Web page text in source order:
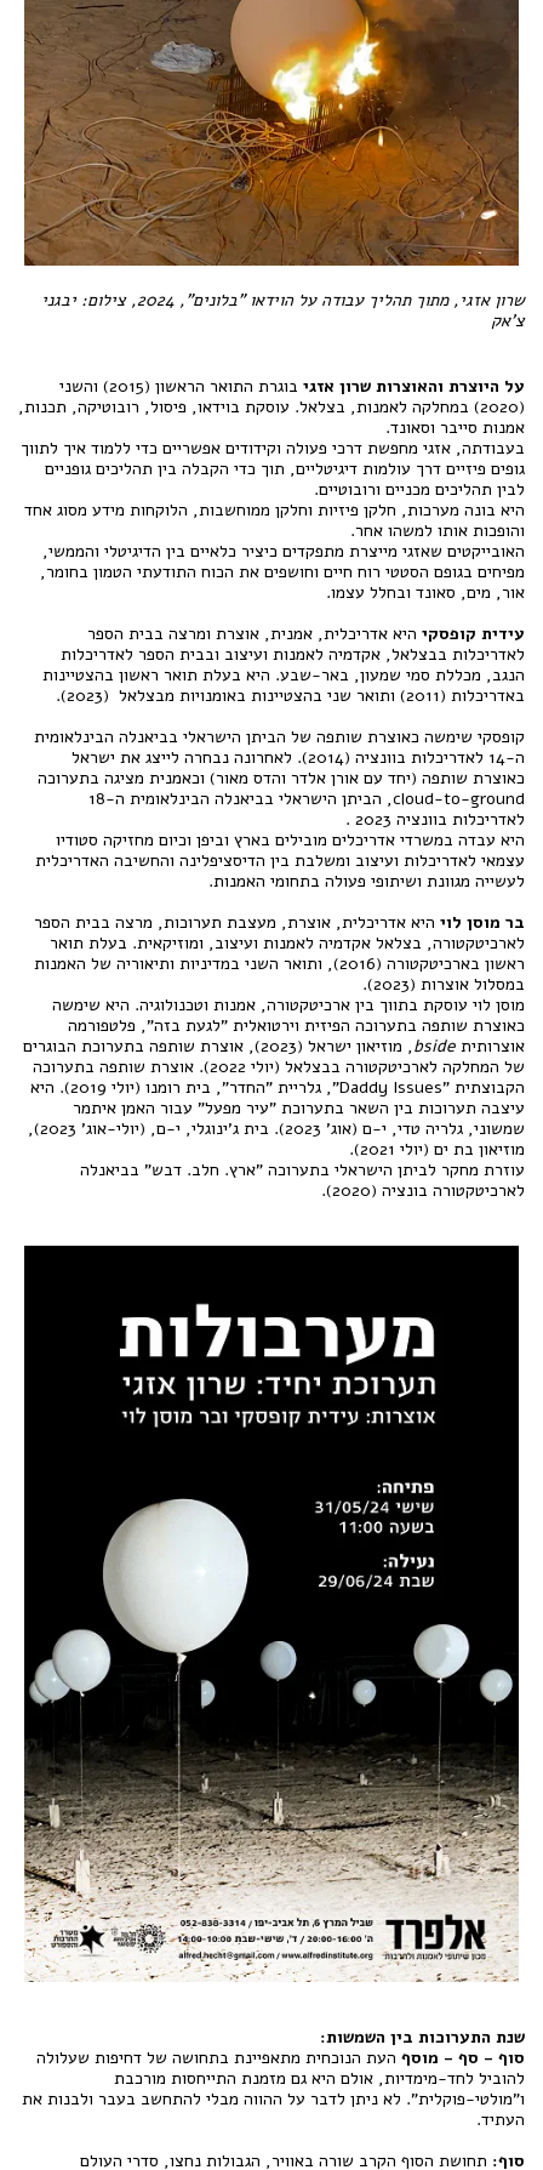
שרון אזגי, מתוך תהליך עבודה על הוידאו "בלונים", 2024,
צילום: יבגני
צ'אק
על היוצרת והאוצרות שרון אזגי
בוגרת התואר הראשון (2015) והשני
(2020) במחלקה לאמנות, בצלאל. עוסקת בוידאו, פיסול, רובוטיקה, תכנות,
אמנות סייבר וסאונד.
בעבודתה, אזגי מחפשת דרכי פעולה וקידודים אפשריים כדי ללמוד איך לתווך
גופים פיזיים דרך עולמות דיגיטליים, תוך כדי הקבלה בין תהליכים גופניים
לבין תהליכים מכניים ורובוטיים.
היא בונה מערכות, חלקן פיזיות וחלקן ממוחשבות, הלוקחות מידע מסוג אחד
והופכות אותו למשהו אחר.
האובייקטים שאזגי מייצרת מתפקדים כיציר כלאיים בין הדיגיטלי והממשי,
מפיחים בגופם הסטטי רוח חיים וחושפים את הכוח התודעתי הטמון בחומר,
אור, מים, סאונד ובחלל עצמו.
עידית קופסקי היא אדריכלית, אמנית, אוצרת ומרצה בבית הספר
לאדריכלות בבצלאל, אקדמיה לאמנות ועיצוב ובבית הספר לאדריכלות
הנגב, מכללת סמי שמעון, באר-שבע. היא בעלת תואר ראשון בהצטיינות
באדריכלות (2011) ותואר שני בהצטיינות באומנויות מבצלאל (2023).
קופסקי שימשה כאוצרת שותפה של הביתן הישראלי בביאנלה הבינלאומית
ה-14 לאדריכלות בוונציה (2014). לאחרונה נבחרה לייצג את ישראל
כאוצרת שותפה (יחד עם אורן אלדר והדס מאור) וכאמנית מציגה בתערוכה
cloud-to-ground, הביתן הישראלי בביאנלה הבינלאומית ה-18
לאדריכלות בוונציה 2023 .
היא עבדה במשרדי אדריכלים מובילים בארץ וביפן וכיום מחזיקה סטודיו
עצמאי לאדריכלות ועיצוב ומשלבת בין הדיסציפלינה והחשיבה האדריכלית
לעשייה מגוונת ושיתופי פעולה בתחומי האמנות.
בר מוסן לוי היא אדריכלית, אוצרת, מעצבת תערוכות, מרצה בבית הספר
לארכיטקטורה, בצלאל אקדמיה לאמנות ועיצוב, ומוזיקאית. בעלת תואר
ראשון בארכיטקטורה (2016), ותואר השני במדיניות ותיאוריה של האמנות
במסלול אוצרות (2023).
מוסן לוי עוסקת בתווך בין ארכיטקטורה, אמנות וטכנולוגיה. היא שימשה
כאוצרת שותפה בתערוכה הפיזית וירטואלית "לגעת בזה", פלטפורמה
אוצרותית bside
, מוזיאון ישראל (2023), אוצרת שותפה בתערוכת הבוגרים
של המחלקה לארכיטקטורה בבצלאל (יולי 2022). אוצרת שותפה בתערוכה
הקבוצתית "Daddy Issues", גלריית "החדר", בית רומנו (יולי 2019). היא
עיצבה תערוכות בין השאר בתערוכת "עיר מפעל" עבור האמן איתמר
שמשוני, גלריה טדי, י-ם (אוג' 2023). בית ג'ינוגלי, י-ם, (יולי-אוג' 2023),
מוזיאון בת ים (יולי 2021).
עוזרת מחקר לביתן הישראלי בתערוכה "ארץ. חלב. דבש" בביאנלה
לארכיטקטורה בונציה (2020).
שנת התערוכות בין השמשות:
סוף - סף - מוסף העת הנוכחית מתאפיינת בתחושה של דחיפות שעלולה
להוביל לחד-מימדיות, אולם היא גם מזמנת התייחסות מורכבת
ו"מולטי-פוקלית". לא ניתן לדבר על ההווה מבלי להתחשב בעבר ולבנות את
העתיד.
סוף: תחושת הסוף הקרב שורה באוויר, הגבולות נחצו, סדרי העולם